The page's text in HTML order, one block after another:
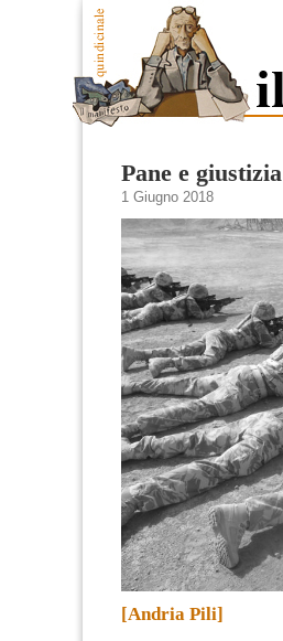
Pane e giustizia
1 Giugno 2018
[Andria Pili]